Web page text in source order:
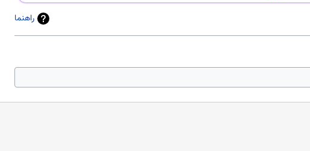
راهنما